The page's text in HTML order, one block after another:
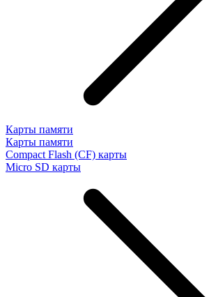
Карты памяти
Карты памяти
Compact Flash (CF) карты
Micro SD карты